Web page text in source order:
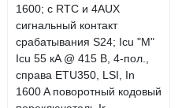
1600; с RTC и 4AUX
сигнальный контакт
срабатывания S24; Icu "M"
Icu 55 кA @ 415 В, 4-пол.,
справа ETU350, LSI, In
1600 A поворотный кодовый